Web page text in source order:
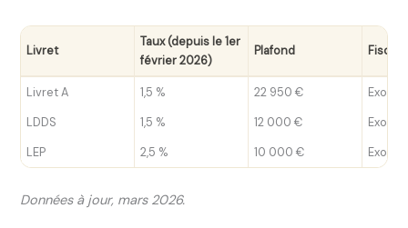
Livret
Taux (depuis le 1er
février 2026)
Plafond
Livret A 1,5 % 22 950 €
LDDS
1,5 % 12 000 €
LEP
2,5 % 10 000 €
Données à jour, mars 2026.